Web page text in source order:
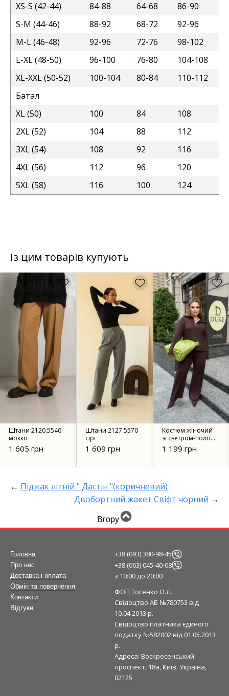
XS-S (42-44)
84-88 64-68
86-90
S-M (44-46)
88-92 68-72
92-96
M-L (46-48)
92-96 72-76
98-102
L-XL (48-50)
96-100 76-80
104-108
XL-XXL (50-52)
100-104 80-84
110-112
Батал
XL (50)
100 84
108
2XL (52)
104 88
112
3XL (54)
108 92
116
4XL (56)
112 96
120
5XL (58)
116 100 124
Із цим товарів купують
Штани 2120.5546
мокко
1 605 грн
Штани 2127.5570
сірі
1 609 грн
Костюм жіночий
зі светром-поло
49051
коричневий
1 199 грн
← Піджак літній " Дастін "(коричневий)
Двобортний жакет Свіфт чорний →
Вгору
Головна
Про нас
Доставка і оплата
Обмін та повернення
Контакти
Відгуки
+38 (093) 380-98-45
+38 (063) 045-40-08
з 10:00 до 20:00
ФОП Тосенко О.Л.
Свідоцтво АБ №780753 від
10.04.2013 р.
Свідоцтво платника єдиного
податку №582002 від 01.05.2013
р.
Адреса: Воскресенський
проспект, 18а, Київ, Україна,
02125